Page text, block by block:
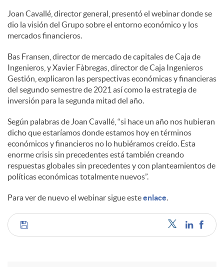
Joan Cavallé, director general, presentó el webinar donde se
dio la visión del Grupo sobre el entorno económico y los
mercados financieros.
Bas Fransen, director de mercado de capitales de Caja de
Ingenieros, y Xavier Fàbregas, director de Caja Ingenieros
Gestión, explicaron las perspectivas económicas y financieras
del segundo semestre de 2021 así como la estrategia de
inversión para la segunda mitad del año.
Según palabras de Joan Cavallé, “si hace un año nos hubieran
dicho que estaríamos donde estamos hoy en términos
económicos y financieros no lo hubiéramos creído. Esta
enorme crisis sin precedentes está también creando
respuestas globales sin precedentes y con planteamientos de
políticas económicas totalmente nuevos”.
Para ver de nuevo el webinar sigue esteenlace.
C